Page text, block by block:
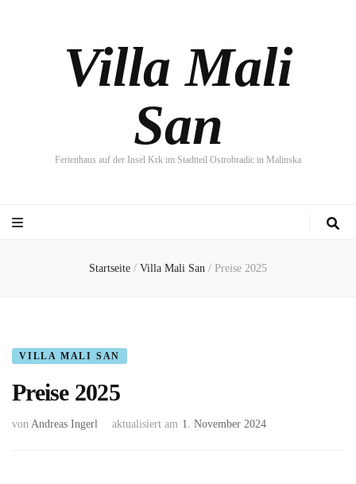
Villa Mali
San
Ferienhaus auf der Insel Krk im Stadtteil Ostrobradic in Malinska
Startseite / Villa Mali San / Preise 2025
VILLA MALI SAN
Preise 2025
von Andreas Ingerl aktualisiert am 1. November 2024